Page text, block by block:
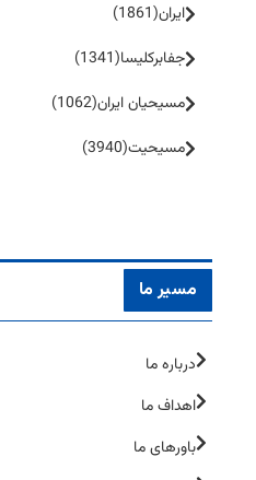
ایران(1861)
جفا‌بر‌کلیسا(1341)
مسیحیان ایران(1062)
مسیحیت(3940)
مسیر ما
درباره ما
اهداف ما
باورهای ما